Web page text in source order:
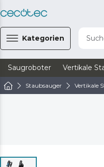
Kategorien
Saugroboter Vertikale
Staubsauger Vertikale